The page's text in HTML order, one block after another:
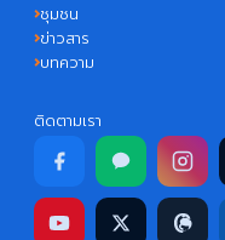
ชุมชน
ข่าวสาร
บทความ
ติดตามเรา